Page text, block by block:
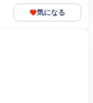
気になる